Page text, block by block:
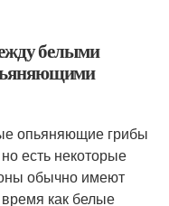
белыми
опьяняющие грибы
есть некоторые
обычно имеют
как белые